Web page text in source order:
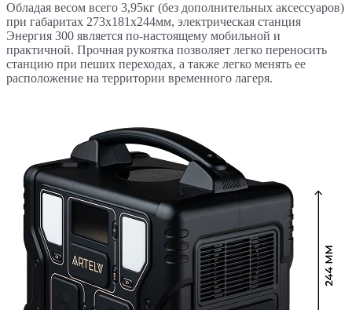
Обладая весом всего 3,95кг (без дополнительных аксессуаров)
при габаритах 273x181x244мм, электрическая станция
Энергия 300 является по-настоящему мобильной и
практичной. Прочная рукоятка позволяет легко переносить
станцию при пеших переходах, а также легко менять ее
расположение на территории временного лагеря.